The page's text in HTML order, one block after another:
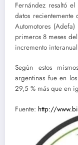
Fernández resaltó
datos
Automotores
primeros 8 meses
incremento
Según estos
argentinas fue en
29,5 % más que en
Fuente: http://